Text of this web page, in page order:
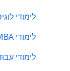
לימודי
לימודי MBA - מוסמך במנהל עסקים
לימודי